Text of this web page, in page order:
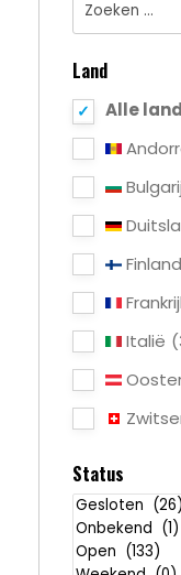
Land
Alle
Finland
Italië
Status